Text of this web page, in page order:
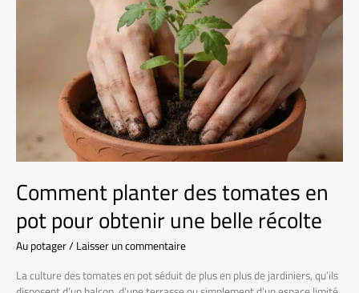
Comment planter des tomates en
pot pour obtenir une belle récolte
Au potager/Laisser un commentaire
La culture des tomates en pot séduit de plus en plus de jardiniers, qu’ils